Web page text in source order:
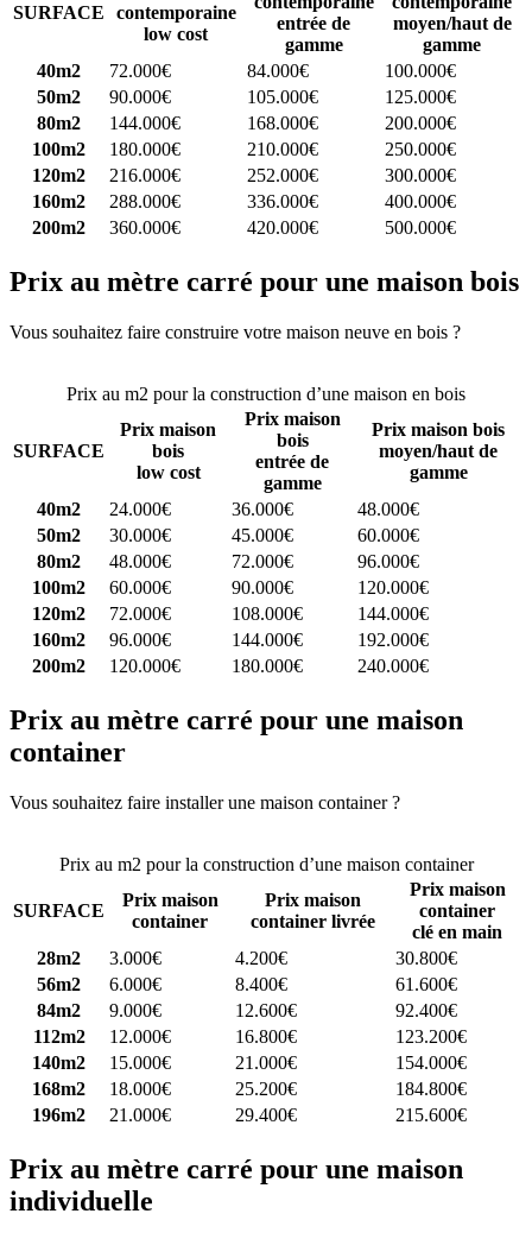
SURFACE
contemporaine
low cost
entrée de
gamme
moyen/haut de
gamme
40m2
72.000€ 84.000€
100.000€
50m2
90.000€ 105.000€
125.000€
80m2
144.000€ 168.000€
200.000€
100m2
180.000€ 210.000€
250.000€
120m2
216.000€ 252.000€
300.000€
160m2
288.000€ 336.000€
400.000€
200m2
360.000€ 420.000€ 500.000€
Prix au mètre carré pour une maison bois
Vous souhaitez faire construire votre maison neuve en bois ?
Prix au m2 pour la construction d’une maison en bois
SURFACE
Prix maison
bois
low cost
Prix maison
bois
entrée de
gamme
Prix maison bois
moyen/haut de
gamme
40m2
24.000€ 36.000€
48.000€
50m2
30.000€ 45.000€
60.000€
80m2
48.000€ 72.000€
96.000€
100m2
60.000€ 90.000€
120.000€
120m2
72.000€ 108.000€
144.000€
160m2
96.000€ 144.000€
192.000€
200m2
120.000€ 180.000€ 240.000€
Prix au mètre carré pour une maison
container
Vous souhaitez faire installer une maison container ?
Prix au m2 pour la construction d’une maison container
SURFACE
Prix maison
container
Prix maison
container livrée
Prix maison
container
clé en main
28m2
3.000€ 4.200€
30.800€
56m2
6.000€ 8.400€
61.600€
84m2
9.000€ 12.600€
92.400€
112m2
12.000€ 16.800€
123.200€
140m2
15.000€ 21.000€
154.000€
168m2
18.000€ 25.200€
184.800€
196m2
21.000€ 29.400€ 215.600€
Prix au mètre carré pour une maison
individuelle